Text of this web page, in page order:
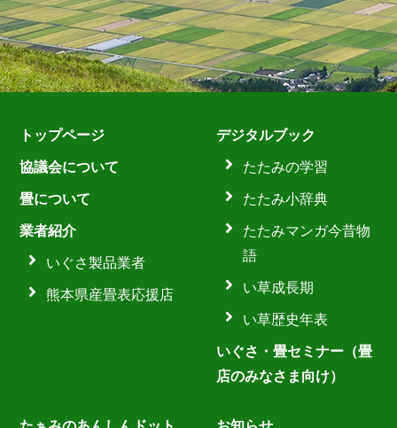
トップページ
協議会について
畳について
業者紹介
いぐさ製品業者
熊本県産畳表応援店
デジタルブック
たたみの学習
たたみ小辞典
たたみマンガ今昔物
語
い草成長期
い草歴史年表
いぐさ・畳セミナー（畳
店のみなさま向け）